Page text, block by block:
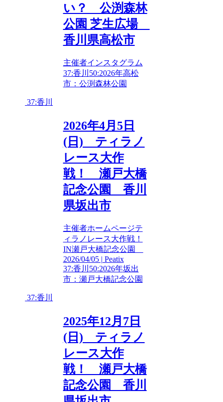
い？ 公渕森林
公園 芝生広場
香川県高松市
主催者インスタグラム
37:香川 50:2026年高松
市：公渕森林公園
37:香川
2026年4月5日
(日) ティラノ
レース大作
戦！ 瀬戸大橋
記念公園 香川
県坂出市
主催者ホームページテ
ィラノレース大作戦！
IN瀬戸大橋記念公園
2026/04/05 | Peatix
37:香川 50:2026年坂出
市：瀬戸大橋記念公園
37:香川
2025年12月7日
(日) ティラノ
レース大作
戦！ 瀬戸大橋
記念公園 香川